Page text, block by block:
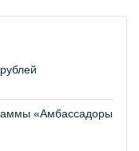
«Амбассадоры